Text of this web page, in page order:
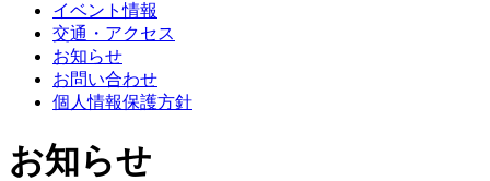
イベント情報
交通・アクセス
お知らせ
お問い合わせ
個人情報保護方針
お知らせ